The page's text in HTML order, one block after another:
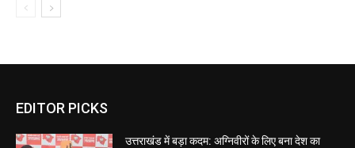
EDITOR PICKS
उत्तराखंड में बड़ा कदम: अग्निवीरों के लिए बना देश का